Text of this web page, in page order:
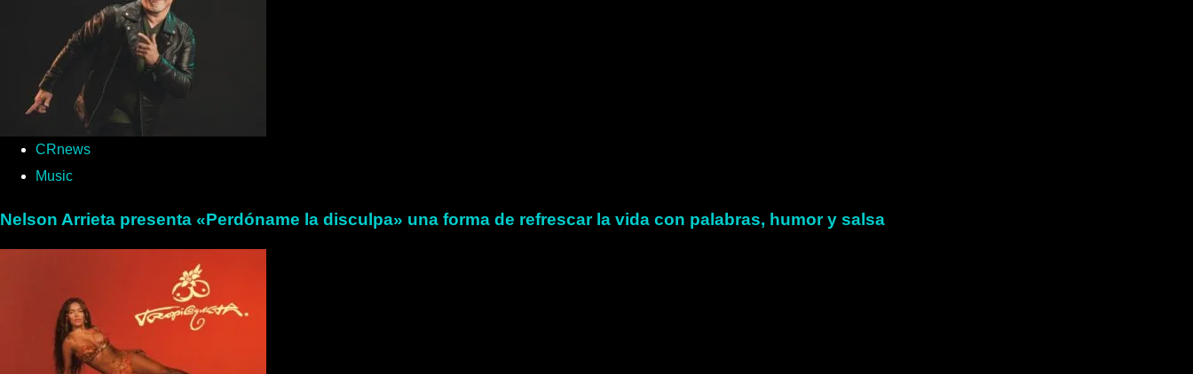
CRnews
Music
Nelson Arrieta presenta «Perdóname la disculpa» una forma de refrescar la vida con palabras, humor y salsa